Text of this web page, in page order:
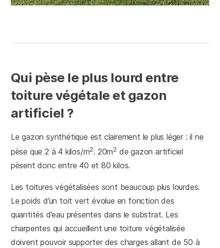
Qui pèse le plus lourd entre
toiture végétale et gazon
artificiel ?
Le gazon synthétique est clairement le plus léger : il ne
pèse que 2 à 4 kilos/m2. 20m2 de gazon artificiel
pèsent donc entre 40 et 80 kilos.
Les toitures végétalisées sont beaucoup plus lourdes.
Le poids d’un toit vert évolue en fonction des
quantités d’eau présentes dans le substrat. Les
charpentes qui accueillent une toiture végétalisée
doivent pouvoir supporter des charges allant de 50 à